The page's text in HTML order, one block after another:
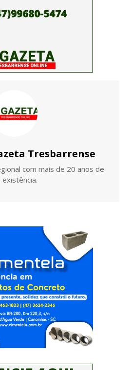
Tresbarrense
com mais de 20 anos de
existência.